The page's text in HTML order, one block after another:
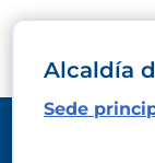
Alcaldía
Sede